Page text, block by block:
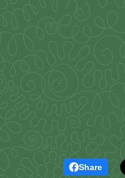
Share